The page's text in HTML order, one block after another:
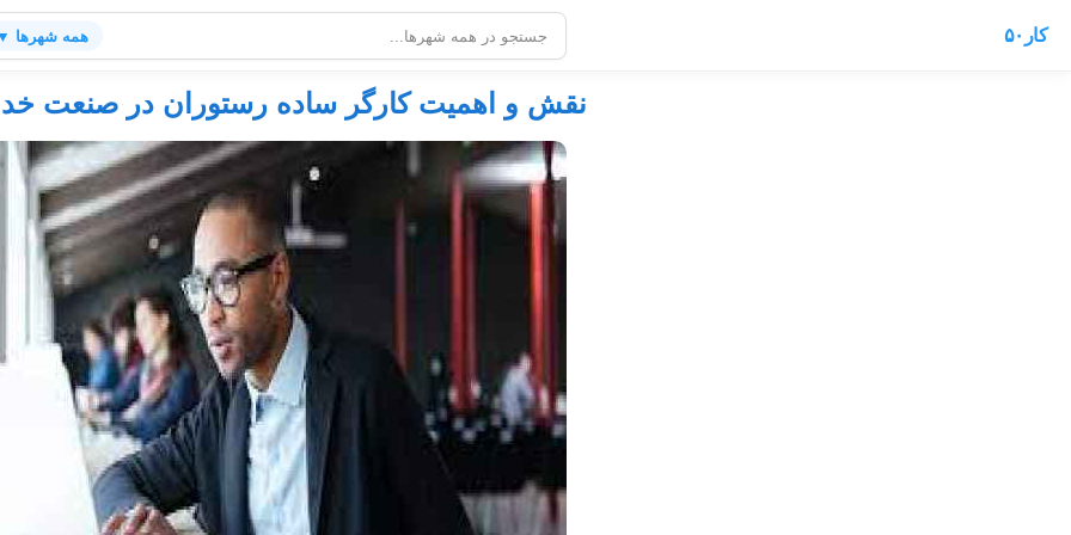
کار۵۰ همه شهرها
نقش و اهمیت کارگر ساده رستوران در صنعت